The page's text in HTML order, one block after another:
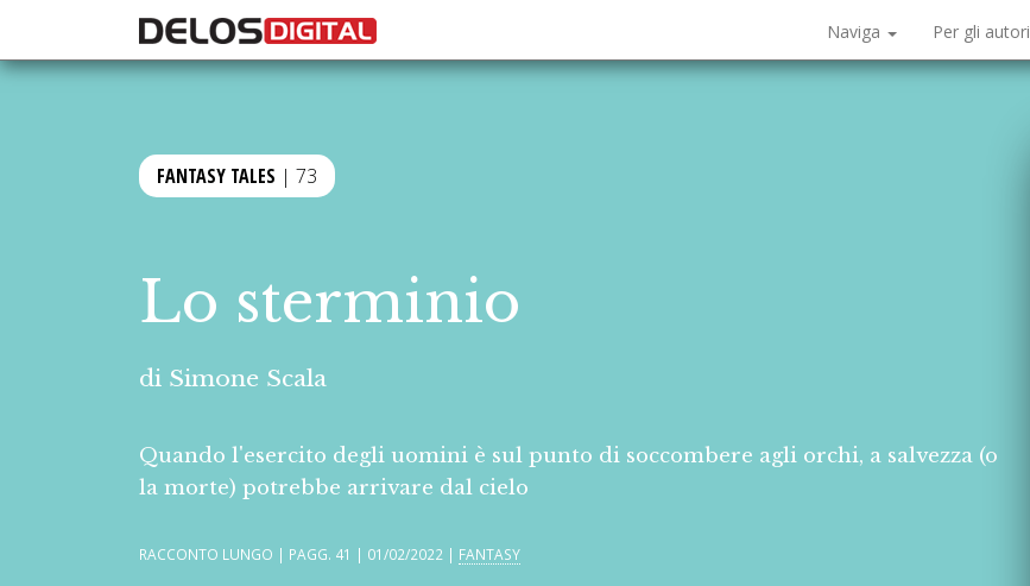
Naviga Per gli autori
FANTASY TALES | 73
Lo sterminio
di Simone Scala
Quando l'esercito degli uomini è sul punto di soccombere agli orchi, a salvezza (o
la morte) potrebbe arrivare dal cielo
RACCONTO LUNGO | PAGG. 41 | 01/02/2022 | FANTASY